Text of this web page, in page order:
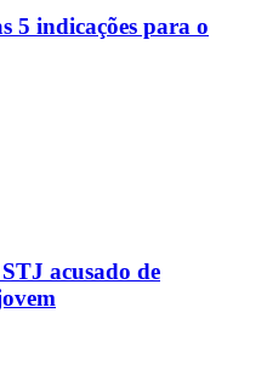
5 indicações para o
acusado de